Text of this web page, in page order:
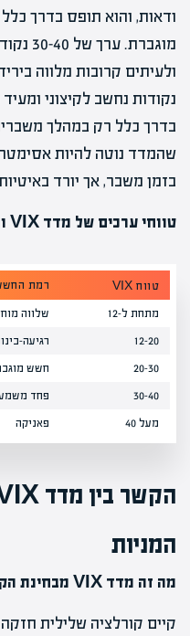
ודאות, והוא תופס בדרך
נקודות נחשב לקיצוני
בדרך כלל רק במהלך
שהמדד נוטה להיות
בזמן משבר, אך יורד
טווחי ערכים של מדד VIX והמשמעות שלהם
טווח VIX רמת
מתחת ל-12 שלווה
12-20 רגיעה-
20-30 חשש
30-40 פחד
מעל 40 פאניקה
המניות
מה זה מדד VIX מבחינת הקשר שלו לשוק המניות?